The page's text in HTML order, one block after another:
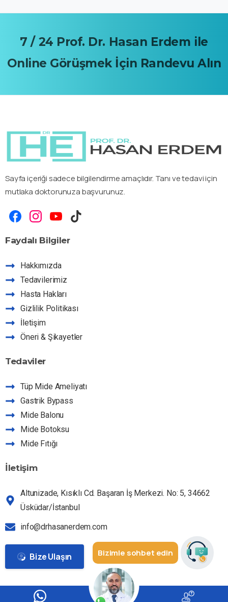
7 / 24 Prof. Dr. Hasan Erdem ile
Online Görüşmek İçin Randevu Alın
Sayfa içeriği sadece bilgilendirme amaçlıdır. Tanı ve tedavi için
mutlaka doktorunuza başvurunuz.
Faydalı Bilgiler
Hakkımızda
Tedavilerimiz
Hasta Hakları
Gizlilik Politikası
İletişim
Öneri & Şikayetler
Tedaviler
Tüp Mide Ameliyatı
Gastrik Bypass
Mide Balonu
Mide Botoksu
Mide Fıtığı
İletişim
Altunizade, Kısıklı Cd. Başaran İş Merkezi. No: 5, 34662
Üsküdar/İstanbul
info@drhasanerdem.com
Bize Ulaşın Bizimle sohbet edin
Dr HE Asistan
Hizmetlerimiz hakkında sorabilirsiniz